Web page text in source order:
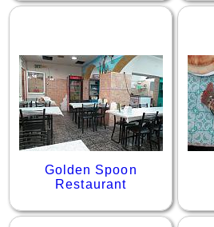
Golden Spoon
Restaurant